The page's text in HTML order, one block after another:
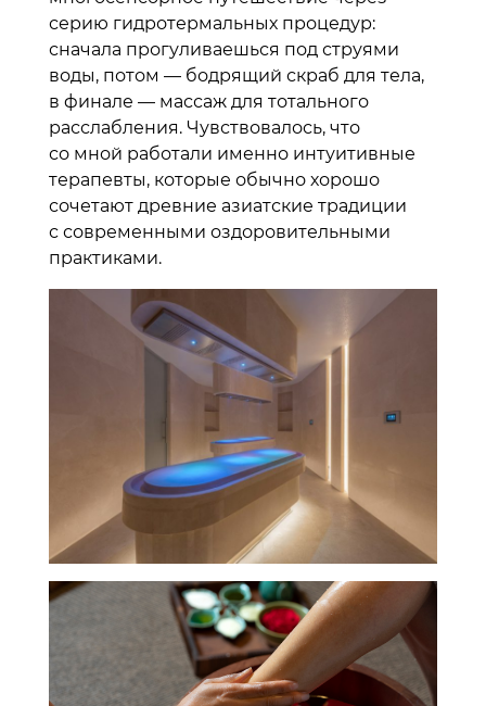
серию гидротермальных процедур:
сначала прогуливаешься под струями
воды, потом — бодрящий скраб для тела,
в финале — массаж для тотального
расслабления. Чувствовалось, что
со мной работали именно интуитивные
терапевты, которые обычно хорошо
сочетают древние азиатские традиции
с современными оздоровительными
практиками.